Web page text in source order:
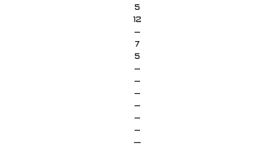
5
12
–
7
5
–
–
–
–
–
–
—